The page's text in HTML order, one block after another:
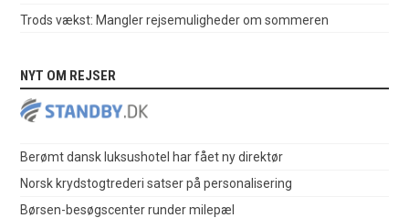
Trods vækst: Mangler rejsemuligheder om sommeren
NYT OM REJSER
Berømt dansk luksushotel har fået ny direktør
Norsk krydstogtrederi satser på personalisering
Børsen-besøgscenter runder milepæl